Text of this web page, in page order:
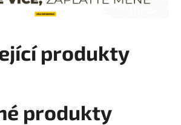
produkty
produkty